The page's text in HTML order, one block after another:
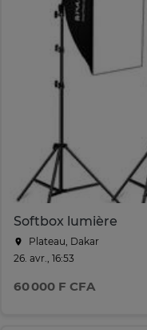
Softbox lumière
Plateau, Dakar
26. avr., 16:53
60 000 F CFA